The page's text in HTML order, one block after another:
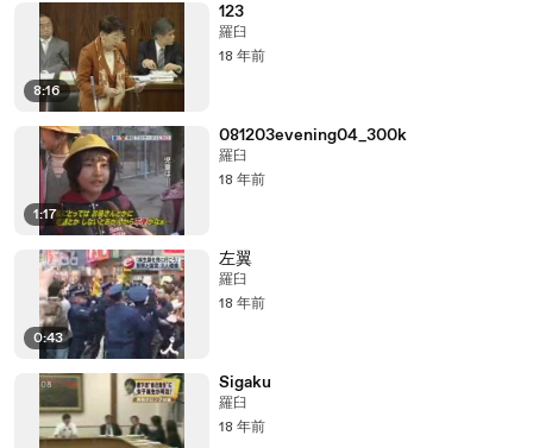
8:16
123
羅臼
18 年前
1:17
081203evening04_300k
羅臼
18 年前
0:43
左翼
羅臼
18 年前
Sigaku
羅臼
18 年前